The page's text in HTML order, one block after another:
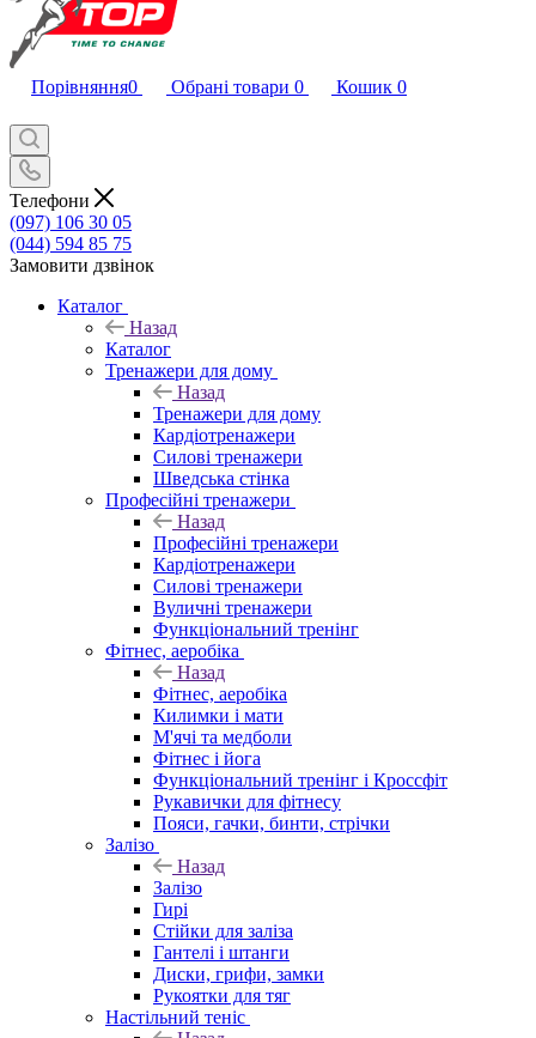
Порівняння0 Обрані товари 0 Кошик 0
Телефони
(097) 106 30 05
(044) 594 85 75
Замовити дзвінок
Каталог
Назад
Каталог
Тренажери для дому
Назад
Тренажери для дому
Кардіотренажери
Силові тренажери
Шведська стінка
Професійні тренажери
Назад
Професійні тренажери
Кардіотренажери
Силові тренажери
Вуличні тренажери
Функціональний тренінг
Фітнес, аеробіка
Назад
Фітнес, аеробіка
Килимки і мати
М'ячі та медболи
Фітнес і йога
Функціональний тренінг і Кроссфіт
Рукавички для фітнесу
Пояси, гачки, бинти, стрічки
Залізо
Назад
Залізо
Гирі
Стійки для заліза
Гантелі і штанги
Диски, грифи, замки
Рукоятки для тяг
Настільний теніс